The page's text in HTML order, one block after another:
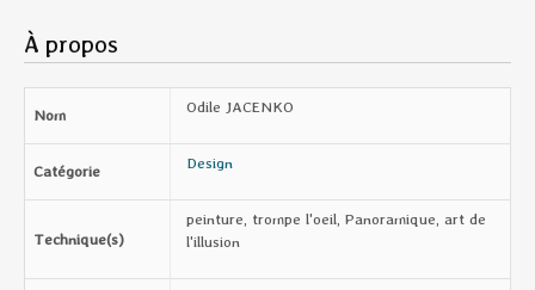
À propos
Nom Odile JACENKO
Catégorie Design
Technique(s)
peinture, trompe l'oeil, Panoramique, art de
l'illusion